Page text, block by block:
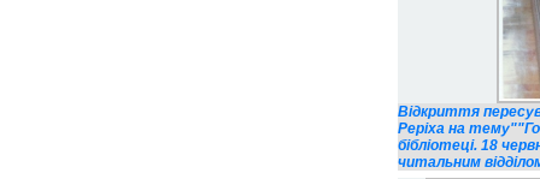
Відкриття
Реріха на
бібліотеці. 18
читальним